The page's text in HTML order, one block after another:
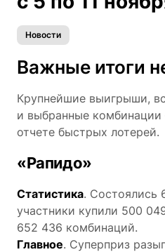
Новости
Важные итоги
Крупнейшие выигрыши,
и выбранные
отчете быстрых лотерей.
«Рапидо»
Статистика. Состоялись
участники купили 500
652 436 комбинаций.
Главное. Суперприз